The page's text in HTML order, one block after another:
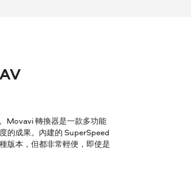
Movavi 轉換器是一款多功能
的成果。內建的 SuperSpeed
版本，但都非常輕便，即使是